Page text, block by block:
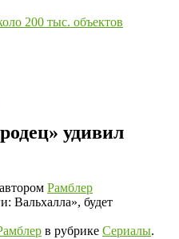
200 тыс. объектов
удивил
автором Рамблер
Вальхалла», будет
в рубрике Сериалы.